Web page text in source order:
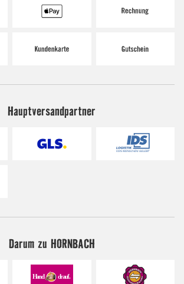
Hauptversandpartner
Darum zu HORNBACH